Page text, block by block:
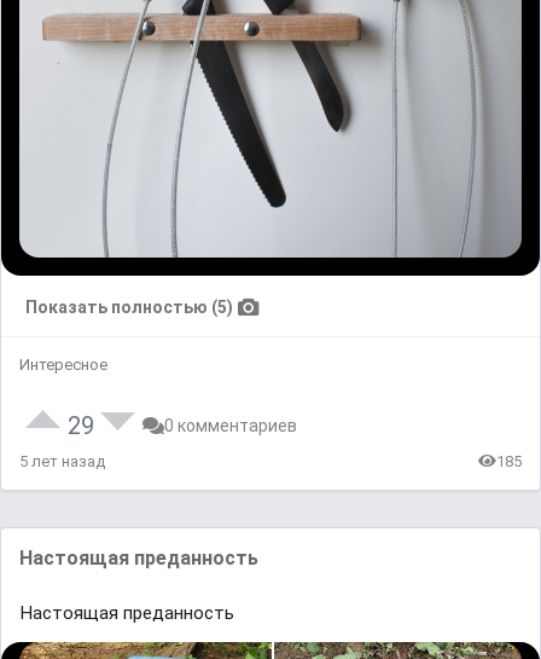
Показать полностью (5)
Интересное
29 0 комментариев
5 лет назад 185
Настоящая преданность
Настоящая преданность